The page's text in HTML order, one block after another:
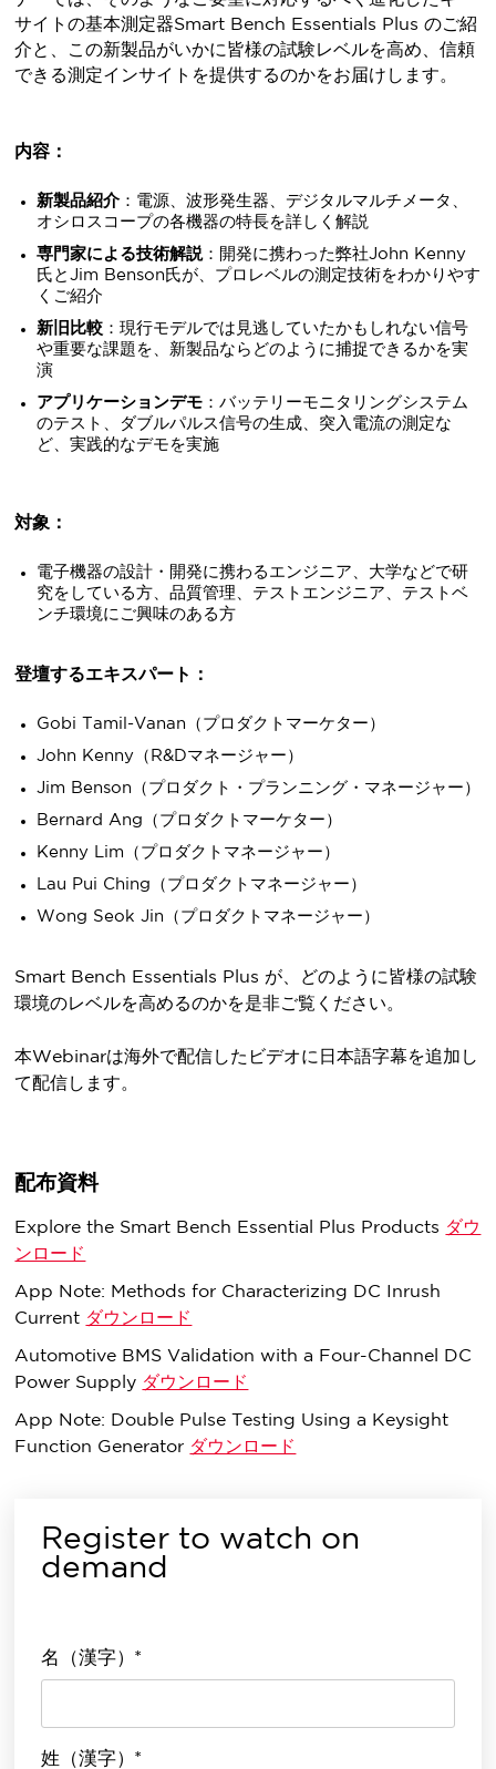
サイトの基本測定器Smart Bench Essentials Plus のご紹
介と、この新製品がいかに皆様の試験レベルを高め、信頼
できる測定インサイトを提供するのかをお届けします。
内容：
新製品紹介：電源、波形発生器、デジタルマルチメータ、
オシロスコープの各機器の特長を詳しく解説
専門家による技術解説：開発に携わった弊社John Kenny
氏とJim Benson氏が、プロレベルの測定技術をわかりやす
くご紹介
新旧比較 ：現行モデルでは見逃していたかもしれない信号
や重要な課題を、新製品ならどのように捕捉できるかを実
演
アプリケーションデモ ：バッテリーモニタリングシステム
のテスト、ダブルパルス信号の生成、突入電流の測定な
ど、実践的なデモを実施
対象：
電子機器の設計・開発に携わるエンジニア、大学などで研
究をしている方、品質管理、テストエンジニア、テストベ
ンチ環境にご興味のある方
登壇するエキスパート：
Gobi Tamil-Vanan（プロダクトマーケター）
John Kenny（R&Dマネージャー）
Jim Benson（プロダクト・プランニング・マネージャー）
Bernard Ang（プロダクトマーケター）
Kenny Lim（プロダクトマネージャー）
Lau Pui Ching（プロダクトマネージャー）
Wong Seok Jin（プロダクトマネージャー）
Smart Bench Essentials Plus が、どのように皆様の試験
環境のレベルを高めるのかを是非ご覧ください。
本Webinarは海外で配信したビデオに日本語字幕を追加し
て配信します。
配布資料
Explore the Smart Bench Essential Plus Products ダウ
ンロード
App Note: Methods for Characterizing DC Inrush
Current ダウンロード
Automotive BMS Validation with a Four-Channel DC
Power Supply ダウンロード
App Note: Double Pulse Testing Using a Keysight
Function Generator ダウンロード
Register to watch on
demand
名（漢字）*
姓（漢字）*